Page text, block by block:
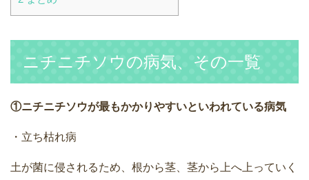
ニチニチソウの病気、その一覧
①ニチニチソウが最もかかりやすいといわれている病気
・立ち枯れ病
土が菌に侵されるため、根から茎、茎から上へ上っていく